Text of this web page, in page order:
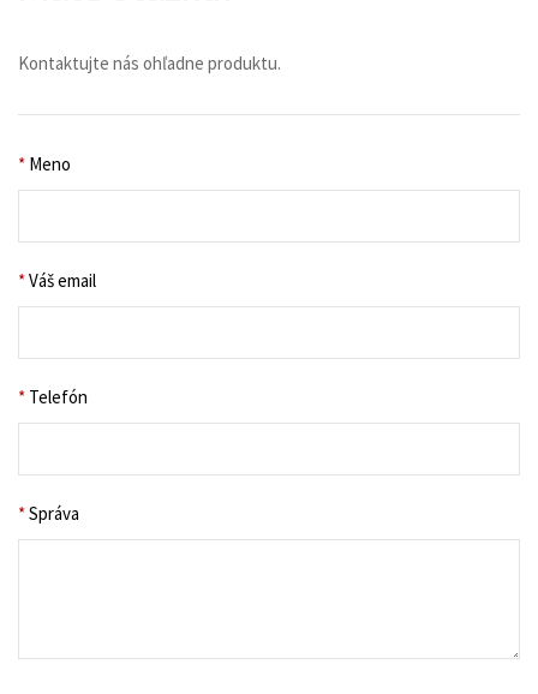
Kontaktujte nás ohľadne produktu.
* Meno
*Váš email
* Telefón
*Správa